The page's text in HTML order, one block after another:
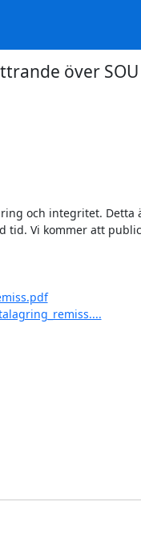
över
och integritet.
Vi kommer att